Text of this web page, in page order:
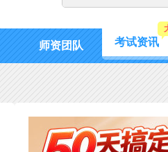
师资团队 考试资讯